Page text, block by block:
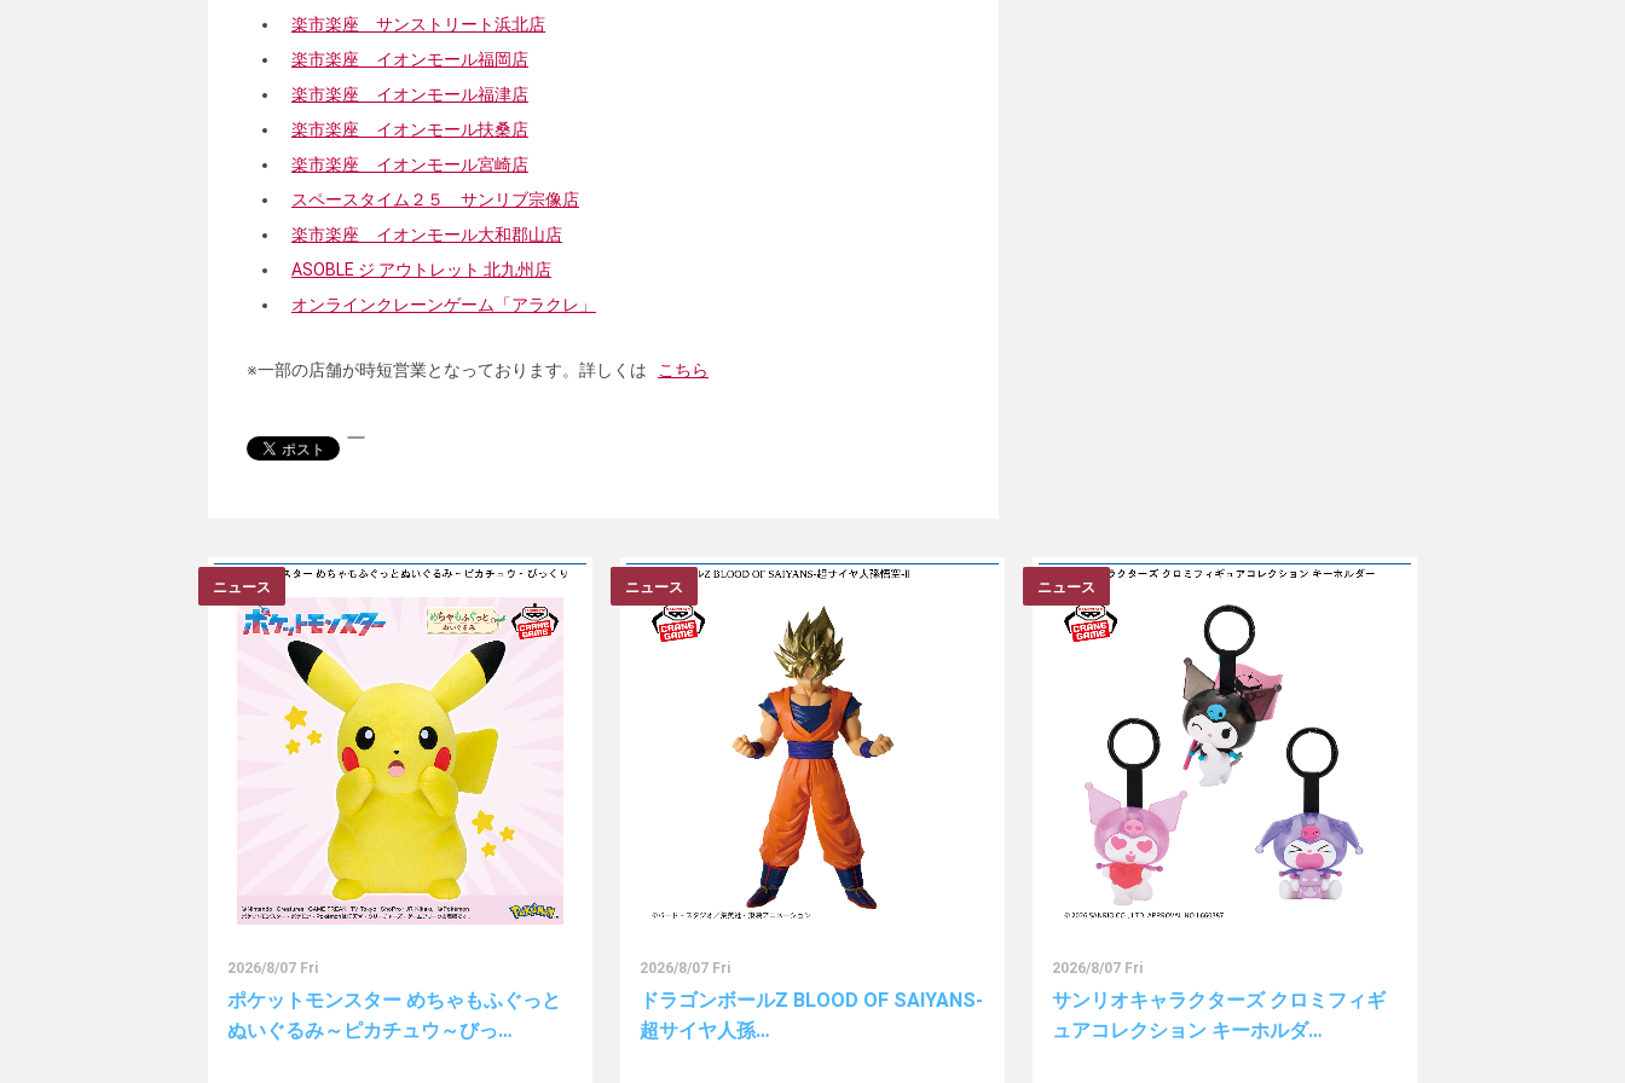
楽市楽座 サンストリート浜北店
楽市楽座 イオンモール福岡店
楽市楽座 イオンモール福津店
楽市楽座 イオンモール扶桑店
楽市楽座 イオンモール宮崎店
スペースタイム２５ サンリブ宗像店
楽市楽座 イオンモール大和郡山店
ASOBLE ジ アウトレット 北九州店
オンラインクレーンゲーム「アラクレ」
※一部の店舗が時短営業となっております。詳しくは こちら
ニュース
2026/8/07 Fri
ポケットモンスター めちゃもふぐっと
ぬいぐるみ～ピカチュウ～びっ…
ニュース
2026/8/07 Fri
ドラゴンボールZ BLOOD OF SAIYANS-
超サイヤ人孫…
ニュース
2026/8/07 Fri
サンリオキャラクターズ クロミフィギ
ュアコレクション キーホルダ…